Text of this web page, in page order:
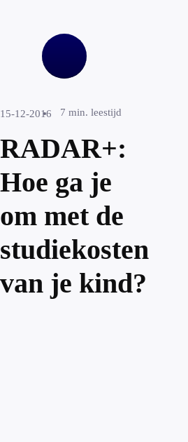
15-12-2016 7 min. leestijd
RADAR+:
Hoe ga je
om met de
studiekosten
van je kind?